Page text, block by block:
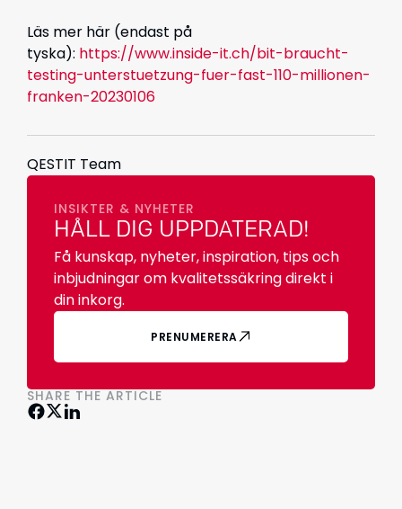
Läs mer här (endast på
tyska): https://www.inside-it.ch/bit-braucht-
testing-unterstuetzung-fuer-fast-110-millionen-
franken-20230106
QESTIT Team
INSIKTER & NYHETER
HÅLL DIG UPPDATERAD!
Få kunskap, nyheter, inspiration, tips och
inbjudningar om kvalitetssäkring direkt i
din inkorg.
PRENUMERERA
SHARE THE ARTICLE